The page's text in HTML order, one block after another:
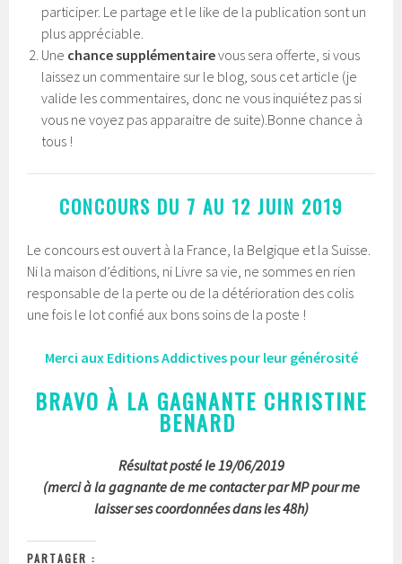
participer. Le partage et le like de la publication sont un
plus appréciable.
Une chance supplémentairevous sera offerte, si vous
laissez un commentaire sur le blog, sous cet article (je
valide les commentaires, donc ne vous inquiétez pas si
vous ne voyez pas apparaitre de suite).Bonne chance à
tous !
CONCOURS DU 7 AU 12 JUIN 2019
Le concours est ouvert à la France, la Belgique et la Suisse.
Ni la maison d’éditions, ni Livre sa vie, ne sommes en rien
responsable de la perte ou de la détérioration des colis
une fois le lot confié aux bons soins de la poste !
Merci aux Editions Addictives pour leur générosité
BRAVO À LA GAGNANTE CHRISTINE
BENARD
Résultat posté le 19/06/2019
(merci à la gagnante de me contacter par MP pour me
laisser ses coordonnées dans les 48h)
PARTAGER :